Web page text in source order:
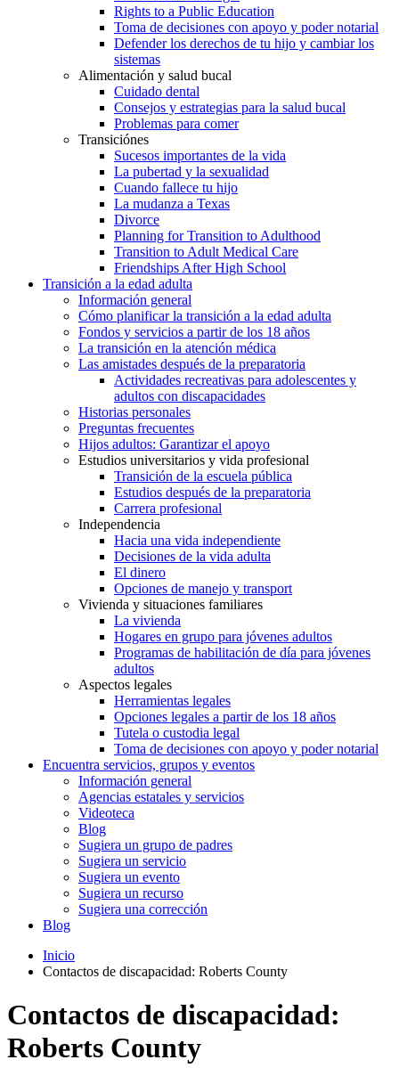
Rights to a Public Education
Toma de decisiones con apoyo y poder notarial
Defender los derechos de tu hijo y cambiar los
sistemas
Alimentación y salud bucal
Cuidado dental
Consejos y estrategias para la salud bucal
Problemas para comer
Transiciónes
Sucesos importantes de la vida
La pubertad y la sexualidad
Cuando fallece tu hijo
La mudanza a Texas
Divorce
Planning for Transition to Adulthood
Transition to Adult Medical Care
Friendships After High School
Transición a la edad adulta
Información general
Cómo planificar la transición a la edad adulta
Fondos y servicios a partir de los 18 años
La transición en la atención médica
Las amistades después de la preparatoria
Actividades recreativas para adolescentes y
adultos con discapacidades
Historias personales
Preguntas frecuentes
Hijos adultos: Garantizar el apoyo
Estudios universitarios y vida profesional
Transición de la escuela pública
Estudios después de la preparatoria
Carrera profesional
Independencia
Hacia una vida independiente
Decisiones de la vida adulta
El dinero
Opciones de manejo y transport
Vivienda y situaciones familiares
La vivienda
Hogares en grupo para jóvenes adultos
Programas de habilitación de día para jóvenes
adultos
Aspectos legales
Herramientas legales
Opciones legales a partir de los 18 años
Tutela o custodia legal
Toma de decisiones con apoyo y poder notarial
Encuentra servicios, grupos y eventos
Información general
Agencias estatales y servicios
Videoteca
Blog
Sugiera un grupo de padres
Sugiera un servicio
Sugiera un evento
Sugiera un recurso
Sugiera una corrección
Blog
Inicio
Contactos de discapacidad: Roberts County
Contactos de discapacidad:
Roberts County